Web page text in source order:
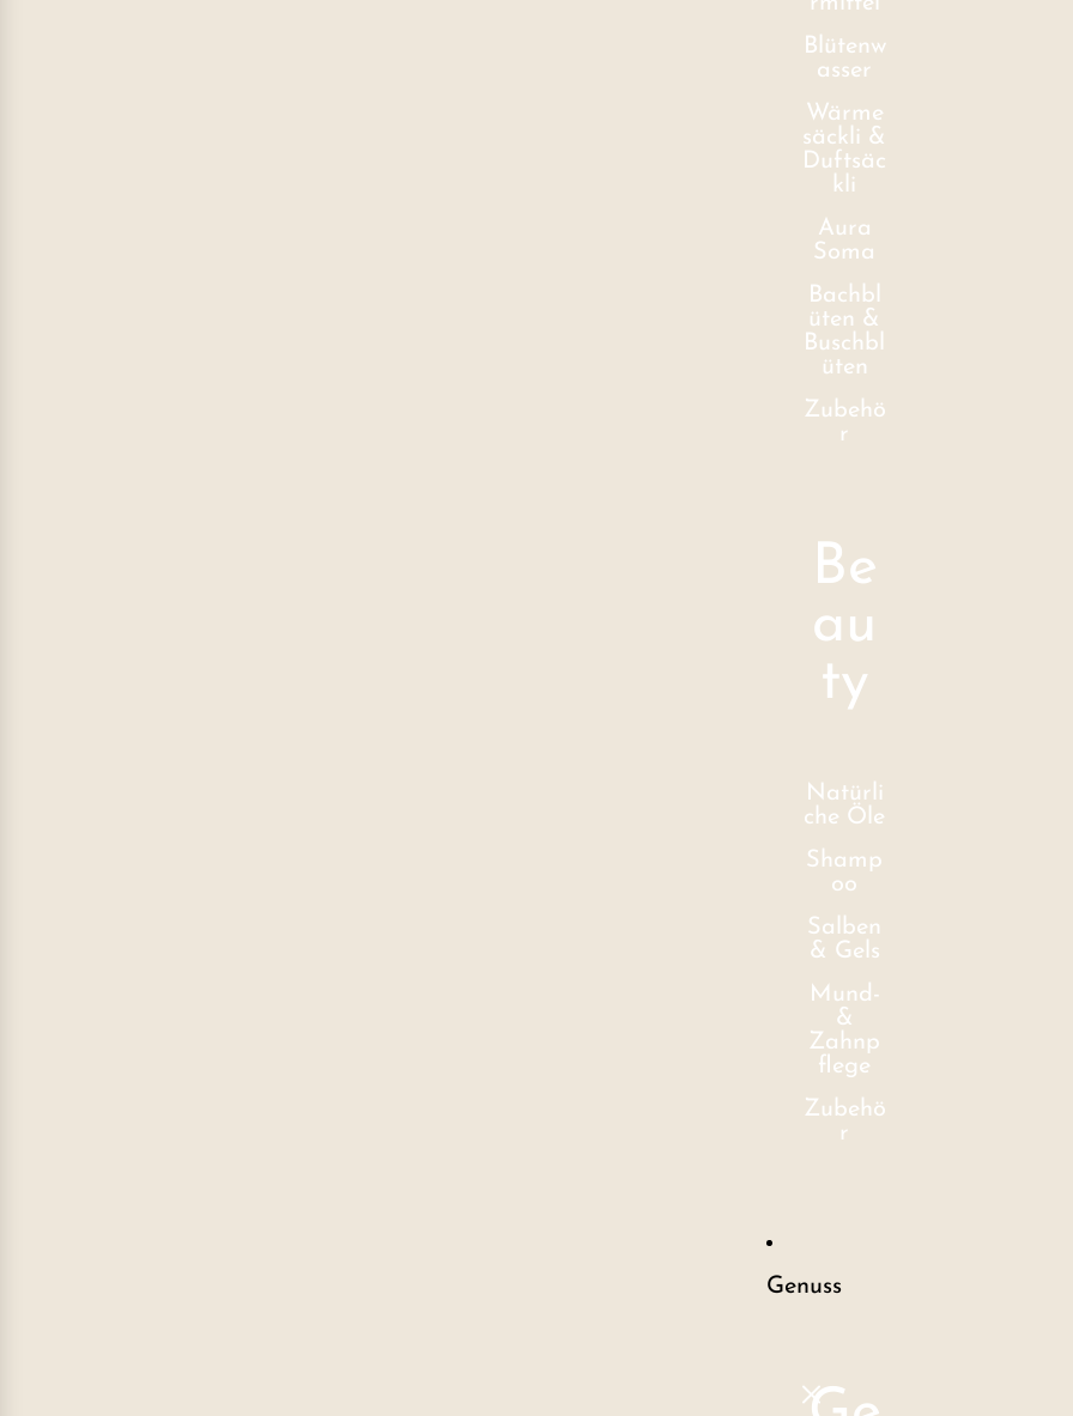
Blütenw
asser
Wärme
säckli &
Duftsäc
kli
Aura
Soma
Bachbl
üten &
Buschbl
üten
Zubehö
r
Be
au
ty
Natürli
che Öle
Shamp
oo
Salben
& Gels
Mund-
&
Zahnp
flege
Zubehö
r
Genuss